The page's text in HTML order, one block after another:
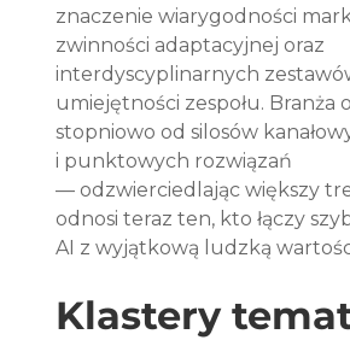
znaczenie wiarygodności
zwinności adaptacyjnej oraz
interdyscyplinarnych
umiejętności zespołu. Branża
stopniowo od silosów
i punktowych rozwiązań
— odzwierciedlając większy
odnosi teraz ten, kto łączy
AI z wyjątkową ludzką
Klastery